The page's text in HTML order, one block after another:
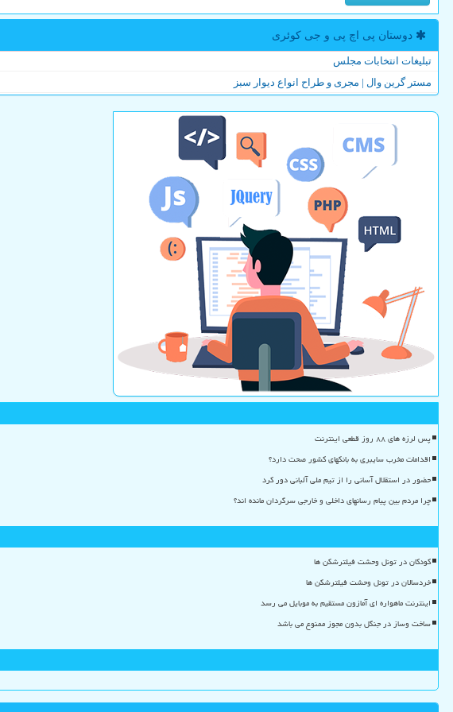
دوستان پی اچ پی و جی كوئری
تبلیغات انتخابات مجلس
مستر گرین وال | مجری و طراح انواع دیوار سبز
پس لرزه های ۸۸ روز قطعی اینترنت
اقدامات مخرب سایبری به بانکهای کشور صحت دارد؟
حضور در استقلال آسانی را از تیم ملی آلبانی دور کرد
چرا مردم بین پیام رسانهای داخلی و خارجی سرگردان مانده اند؟
کودکان در تونل وحشت فیلترشکن ها
خردسالان در تونل وحشت فیلترشکن ها
اینترنت ماهواره ای آمازون مستقیم به موبایل می رسد
ساخت وساز در جنگل بدون مجوز ممنوع می باشد